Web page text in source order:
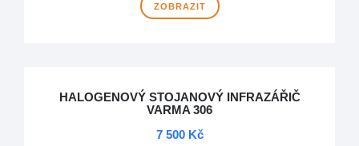
ZOBRAZIT
HALOGENOVÝ STOJANOVÝ INFRAZÁŘIČ
VARMA 306
7 500 Kč